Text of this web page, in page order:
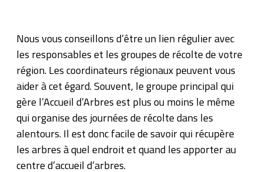
Nous vous conseillons d’être un lien régulier avec
les responsables et les groupes de récolte de votre
région. Les coordinateurs régionaux peuvent vous
aider à cet égard. Souvent, le groupe principal qui
gère l’Accueil d’Arbres est plus ou moins le même
qui organise des journées de récolte dans les
alentours. Il est donc facile de savoir qui récupère
les arbres à quel endroit et quand les apporter au
centre d’accueil d’arbres.